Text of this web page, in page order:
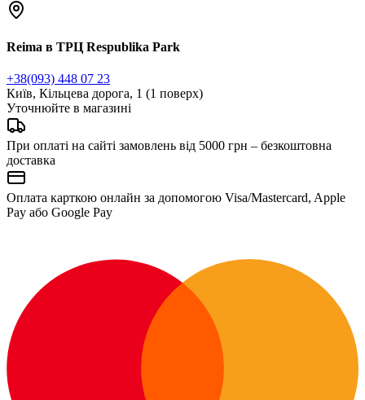
Reima в ТРЦ Respublika Park
+38(093) 448 07 23
Київ, Кільцева дорога, 1 (1 поверх)
Уточнюйте в магазині
При оплаті на сайті замовлень від 5000 грн – безкоштовна
доставка
Оплата карткою онлайн за допомогою Visa/Mastercard, Apple
Pay або Google Pay